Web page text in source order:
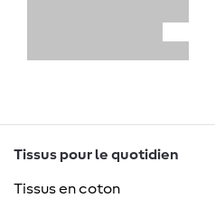
Tissus pour le quotidien
Tissus en coton